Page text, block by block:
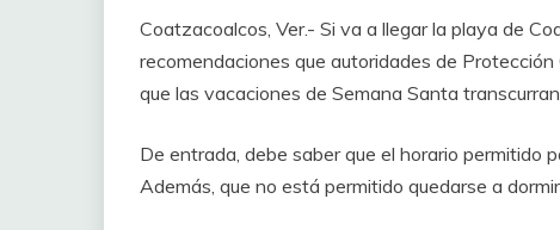
Coatzacoalcos, Ver.- Si va a llegar la playa de
recomendaciones que autoridades de
que las vacaciones de Semana Santa
De entrada, debe saber que el horario permitido
Además, que no está permitido quedarse a